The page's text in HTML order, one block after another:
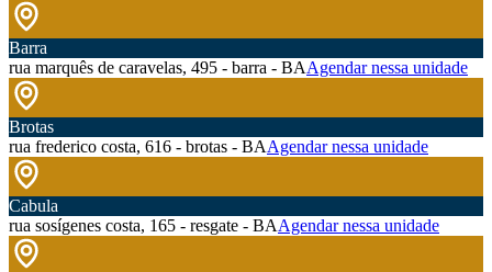
Barra
rua marquês de caravelas, 495 - barra - BAAgendar nessa unidade
Brotas
rua frederico costa, 616 - brotas - BAAgendar nessa unidade
Cabula
rua sosígenes costa, 165 - resgate - BAAgendar nessa unidade